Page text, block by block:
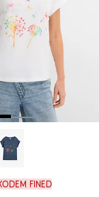
FINED